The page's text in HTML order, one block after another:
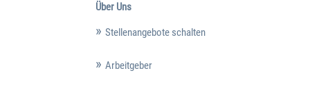
Über Uns
Stellenangebote schalten
Arbeitgeber